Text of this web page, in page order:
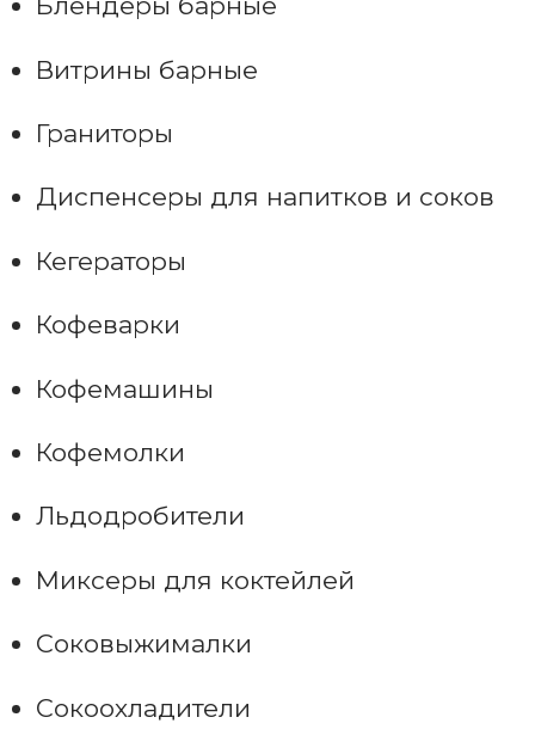
Витрины барные
Граниторы
Диспенсеры для напитков и соков
Кегераторы
Кофеварки
Кофемашины
Кофемолки
Льдодробители
Миксеры для коктейлей
Соковыжималки
Сокоохладители